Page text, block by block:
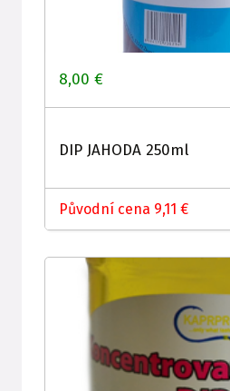
8,00 €
DIP JAHODA 250ml
Původní cena 9,11 €